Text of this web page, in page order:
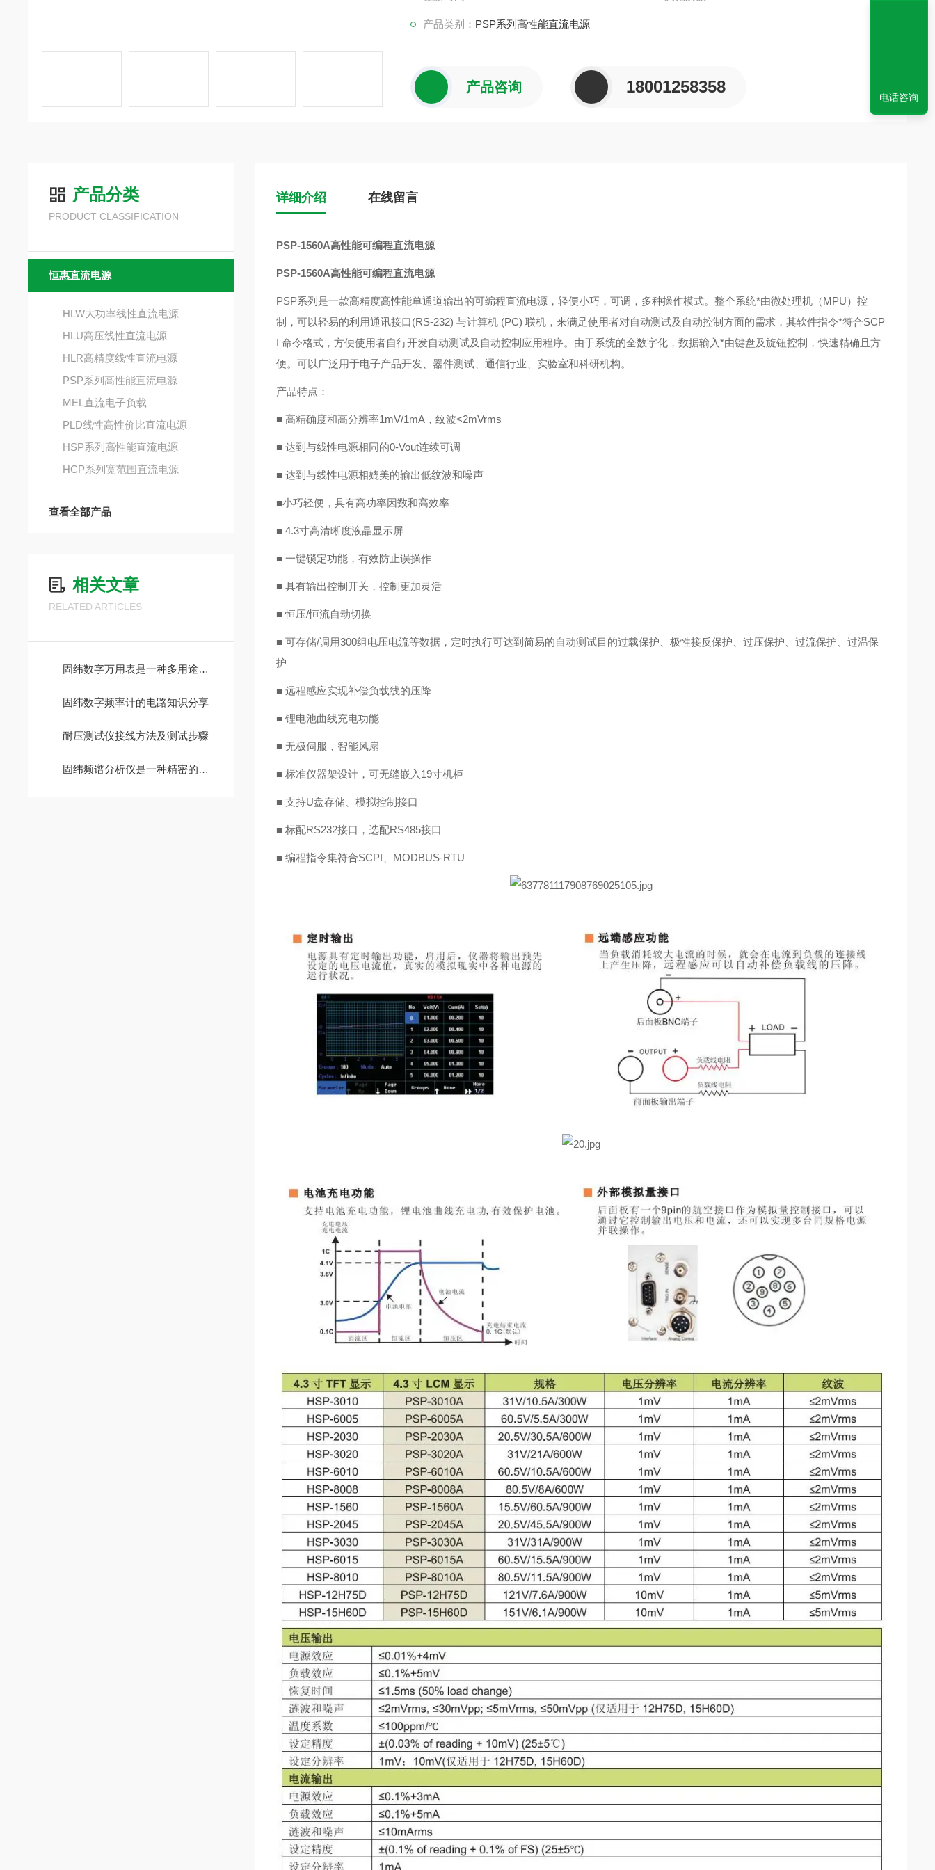
产品类别： PSP系列高性能直流电源
产品咨询 18001258358
产品分类
PRODUCT CLASSIFICATION
恒惠直流电源
HLW大功率线性直流电源
HLU高压线性直流电源
HLR高精度线性直流电源
PSP系列高性能直流电源
MEL直流电子负载
PLD线性高性价比直流电源
HSP系列高性能直流电源
HCP系列宽范围直流电源
查看全部产品
相关文章
RELATED ARTICLES
固纬数字万用表是一种多用途电子测量仪器
固纬数字频率计的电路知识分享
耐压测试仪接线方法及测试步骤
固纬频谱分析仪是一种精密的电子测试仪器
详细介绍 在线留言
PSP-1560A高性能可编程直流电源
PSP-1560A高性能可编程直流电源
PSP系列是一款高精度高性能单通道输出的可编程直流电源，轻便小巧，可调，多种操作模式。整个系统*由微处理机（MPU）控
制，可以轻易的利用通讯接口(RS-232) 与计算机 (PC) 联机，来满足使用者对自动测试及自动控制方面的需求，其软件指令*符合SCP
I 命令格式，方便使用者自行开发自动测试及自动控制应用程序。由于系统的全数字化，数据输入*由键盘及旋钮控制，快速精确且方
便。可以广泛用于电子产品开发、器件测试、通信行业、实验室和科研机构。
产品特点：
■ 高精确度和高分辨率1mV/1mA，纹波<2mVrms
■达到与线性电源相同的0-Vout连续可调
■ 达到与线性电源相媲美的输出低纹波和噪声
■小巧轻便，具有高功率因数和高效率
■ 4.3寸高清晰度液晶显示屏
■ 一键锁定功能，有效防止误操作
■具有输出控制开关，控制更加灵活
■ 恒压/恒流自动切换
■ 可存储/调用300组电压电流等数据，定时执行可达到简易的自动测试目的过载保护、极性接反保护、过压保护、过流保护、过温保
护
■远程感应实现补偿负载线的压降
■锂电池曲线充电功能
■ 无极伺服，智能风扇
■ 标准仪器架设计，可无缝嵌入19寸机柜
■ 支持U盘存储、模拟控制接口
■ 标配RS232接口，选配RS485接口
■编程指令集符合SCPI、MODBUS-RTU
电话咨询